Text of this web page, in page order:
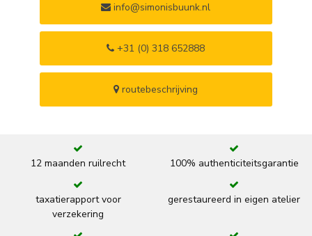
info@simonisbuunk.nl
+31 (0) 318 652888
routebeschrijving
12 maanden ruilrecht 100% authenticiteitsgarantie
taxatierapport voor
verzekering
gerestaureerd in eigen atelier